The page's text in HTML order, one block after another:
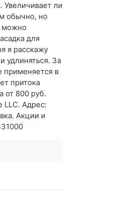
ли
обычно, но
можно
для
я расскажу
удлиняться. За
применяется в
притока
от 800 руб.
LLC. Адрес:
Акции и